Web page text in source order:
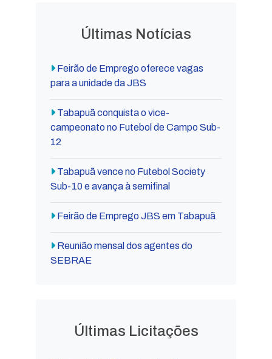
Últimas Notícias
Feirão de Emprego oferece vagas
para a unidade da JBS
Tabapuã conquista o vice-
campeonato no Futebol de Campo Sub-
12
Tabapuã vence no Futebol Society
Sub-10 e avança à semifinal
Feirão de Emprego JBS em Tabapuã
Reunião mensal dos agentes do
SEBRAE
Últimas Licitações